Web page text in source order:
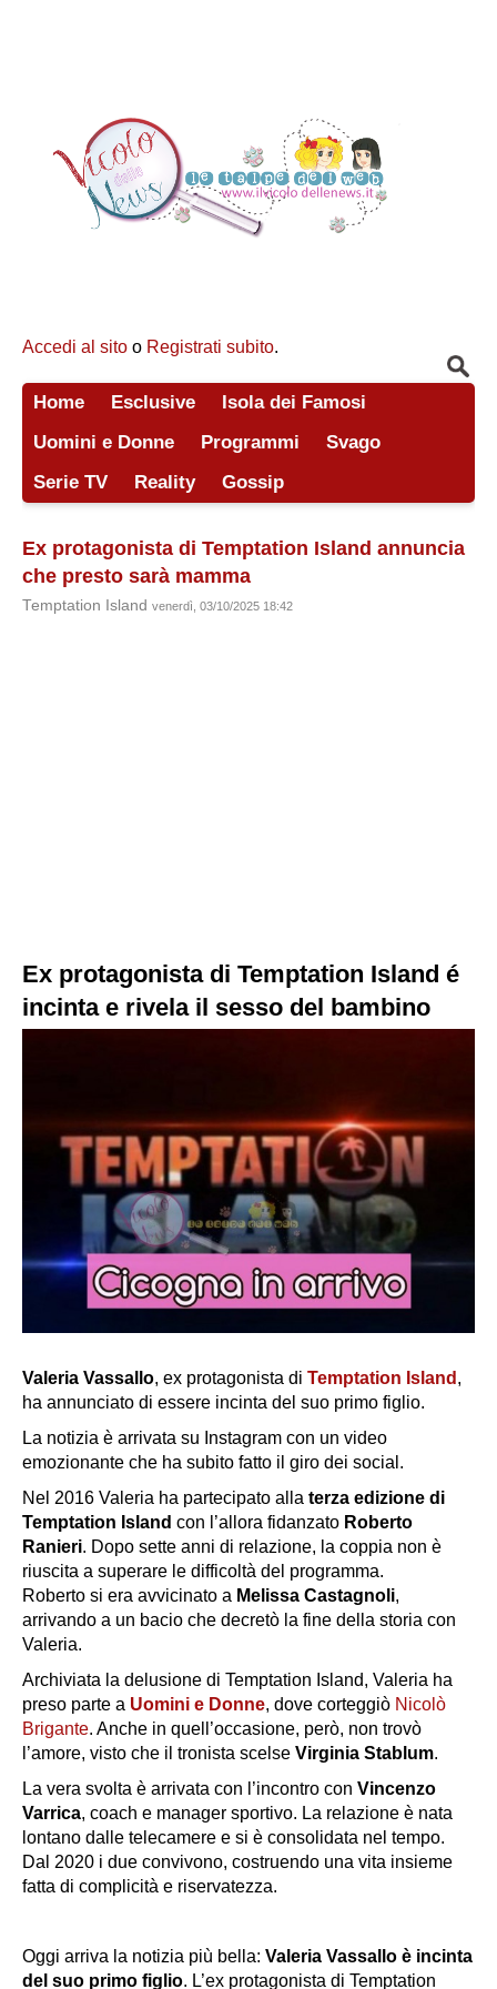
Accedi al sito o Registrati subito.
Home Esclusive
Isola dei Famosi
Uomini e Donne
Programmi
Svago
Serie TV
Reality Gossip
Ex protagonista di Temptation Island annuncia
che presto sarà mamma
Temptation Island venerdì, 03/10/2025 18:42
Ex protagonista di Temptation Island é
incinta e rivela il sesso del bambino
Valeria Vassallo, ex protagonista di Temptation Island ,
ha annunciato di essere incinta del suo primo figlio.
La notizia è arrivata su Instagram con un video
emozionante che ha subito fatto il giro dei social.
Nel 2016 Valeria ha partecipato alla terza edizione di
Temptation Island con l’allora fidanzato Roberto
Ranieri. Dopo sette anni di relazione, la coppia non è
riuscita a superare le difficoltà del programma.
Roberto si era avvicinato a Melissa Castagnoli,
arrivando a un bacio che decretò la fine della storia con
Valeria.
Archiviata la delusione di Temptation Island, Valeria ha
preso parte a Uomini e Donne, dove corteggiò Nicolò
Brigante. Anche in quell’occasione, però, non trovò
l’amore, visto che il tronista scelse Virginia Stablum.
La vera svolta è arrivata con l’incontro con Vincenzo
Varrica, coach e manager sportivo. La relazione è nata
lontano dalle telecamere e si è consolidata nel tempo.
Dal 2020 i due convivono, costruendo una vita insieme
fatta di complicità e riservatezza.
Oggi arriva la notizia più bella: Valeria Vassallo è incinta
del suo primo figlio. L’ex protagonista di Temptation